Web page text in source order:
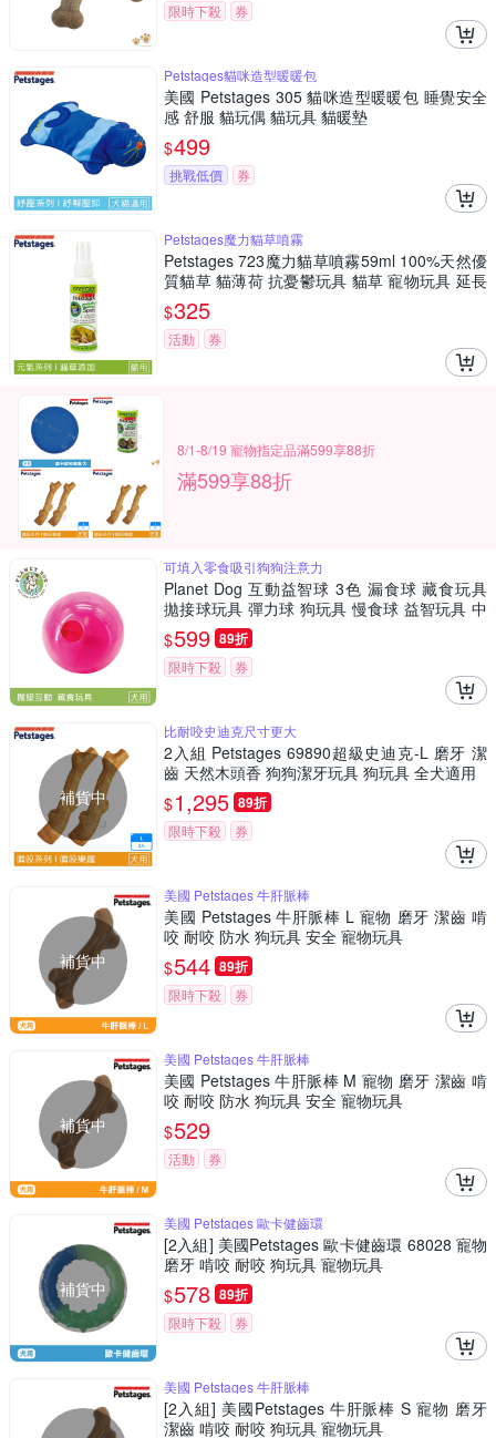
限時下殺 券
Petstages貓咪造型暖暖包
美國 Petstages 305 貓咪造型暖暖包 睡覺安全
感 舒服 貓玩偶 貓玩具 貓暖墊
$499
挑戰低價 券
Petstages魔力貓草噴霧
Petstages 723魔力貓草噴霧59ml 100%天然優
質貓草 貓薄荷 抗憂鬱玩具 貓草 寵物玩具 延長
貓草香味
$325
活動 券
8/1-8/19 寵物指定品滿599享88折
滿599享88折
可填入零食吸引狗狗注意力
Planet Dog 互動益智球 3色 漏食球 藏食玩具
拋接球玩具 彈力球 狗玩具 慢食球 益智玩具 中
大型犬
$599 89折
限時下殺 券
補貨中
比耐咬史迪克尺寸更大
2入組 Petstages 69890超級史迪克-L 磨牙 潔
齒 天然木頭香 狗狗潔牙玩具 狗玩具 全犬適用
$1,295 89折
限時下殺 券
補貨中
美國 Petstages 牛肝脈棒
美國 Petstages 牛肝脈棒 L 寵物 磨牙 潔齒 啃
咬 耐咬 防水 狗玩具 安全 寵物玩具
$544 89折
限時下殺 券
補貨中
美國 Petstages 牛肝脈棒
美國 Petstages 牛肝脈棒 M 寵物 磨牙 潔齒 啃
咬 耐咬 防水 狗玩具 安全 寵物玩具
$529
活動 券
補貨中
美國 Petstages 歐卡健齒環
[2入組] 美國Petstages 歐卡健齒環 68028 寵物
磨牙 啃咬 耐咬 狗玩具 寵物玩具
$578 89折
限時下殺 券
美國 Petstages 牛肝脈棒
[2入組] 美國Petstages 牛肝脈棒 S 寵物 磨牙
潔齒 啃咬 耐咬 狗玩具 寵物玩具